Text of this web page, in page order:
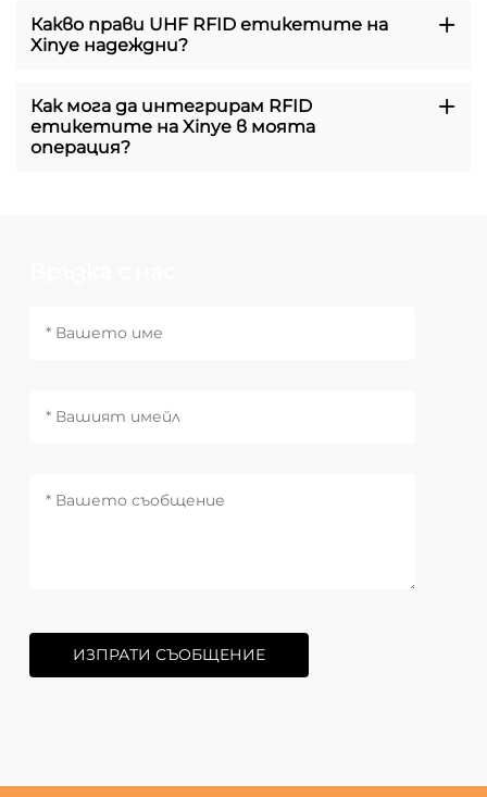
Какво прави UHF RFID етикетите на
Xinye надеждни?
Как мога да интегрирам RFID
етикетите на Xinye в моята
операция?
ИЗПРАТИ СЪОБЩЕНИЕ